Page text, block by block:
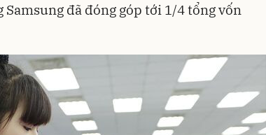
đã đóng góp tới 1/4 tổng vốn